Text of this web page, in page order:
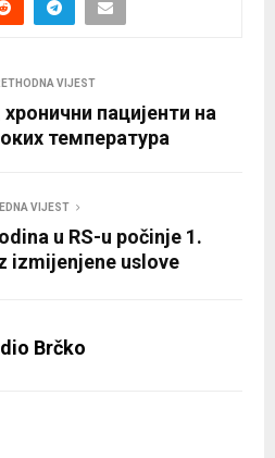
VIJEST
пацијенти на
температура
VIJEST
u RS-u počinje 1.
izmijenjene uslove
Brčko